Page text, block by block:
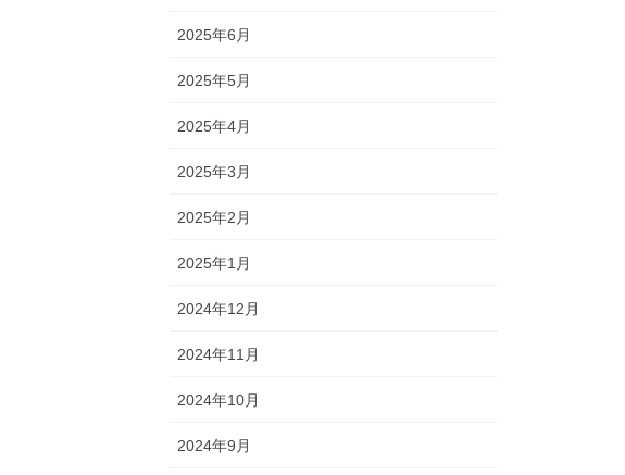
2025年6月
2025年5月
2025年4月
2025年3月
2025年2月
2025年1月
2024年12月
2024年11月
2024年10月
2024年9月